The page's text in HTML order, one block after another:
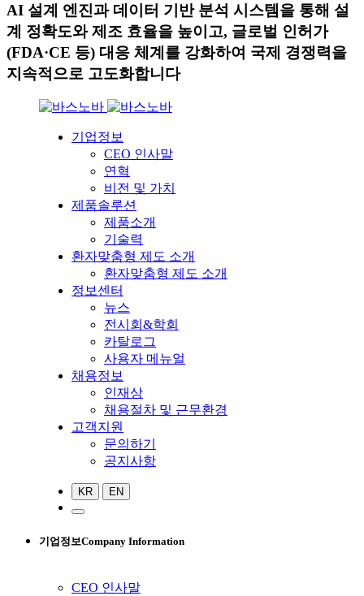
AI 설계 엔진과 데이터 기반 분석 시스템을 통해 설
계 정확도와 제조 효율을 높이고, 글로벌 인허가
(FDA·CE 등) 대응 체계를 강화하여 국제 경쟁력을
지속적으로 고도화합니다
기업정보
CEO 인사말
연혁
비전 및 가치
제품솔루션
제품소개
기술력
환자맞춤형 제도 소개
환자맞춤형 제도 소개
정보센터
뉴스
전시회&학회
카탈로그
사용자 메뉴얼
채용정보
인재상
채용절차 및 근무환경
고객지원
문의하기
공지사항
KR EN
기업정보Company Information
CEO 인사말